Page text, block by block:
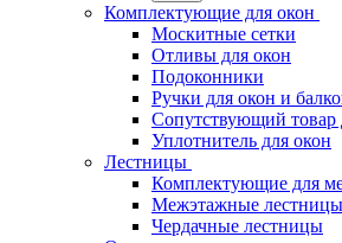
Комплектующие для окон
Москитные сетки
Отливы для окон
Подоконники
Ручки для окон и
Сопутствующий
Уплотнитель для окон
Лестницы
Комплектующие для
Межэтажные лестницы
Чердачные лестницы